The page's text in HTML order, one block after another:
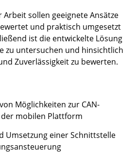
Arbeit sollen geeignete Ansätze
und praktisch umgesetzt
ist die entwickelte Lösung
zu untersuchen und hinsichtlich
Zuverlässigkeit zu bewerten.
Möglichkeiten zur CAN-
mobilen Plattform
Umsetzung einer Schnittstelle